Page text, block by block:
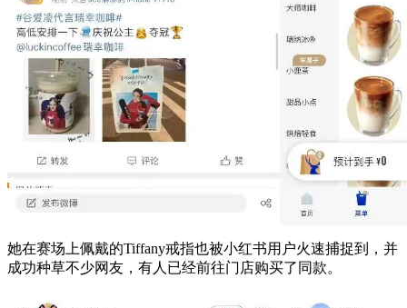
她在赛场上佩戴的Tiffany戒指也被小红书用户火速捕捉到，并
成功种草不少网友，有人已经前往门店购买了同款。